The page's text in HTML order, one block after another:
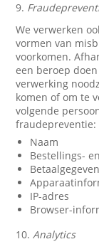
9.
We verwerken
vormen van
voorkomen.
een beroep
verwerking
komen of om te
volgende
fraudepreventie:
Naam
Bestellings-
IP-adres
Browser-
10.Analytics